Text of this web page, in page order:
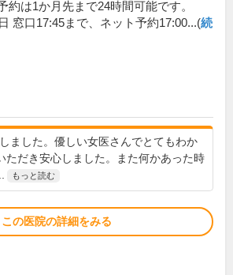
約は1か月先まで24時間可能です。
窓口17:45まで、ネット予約17:00...(続
ました。優しい女医さんでとてもわか
ただき安心しました。また何かあった時
もっと読む
この医院の詳細をみる